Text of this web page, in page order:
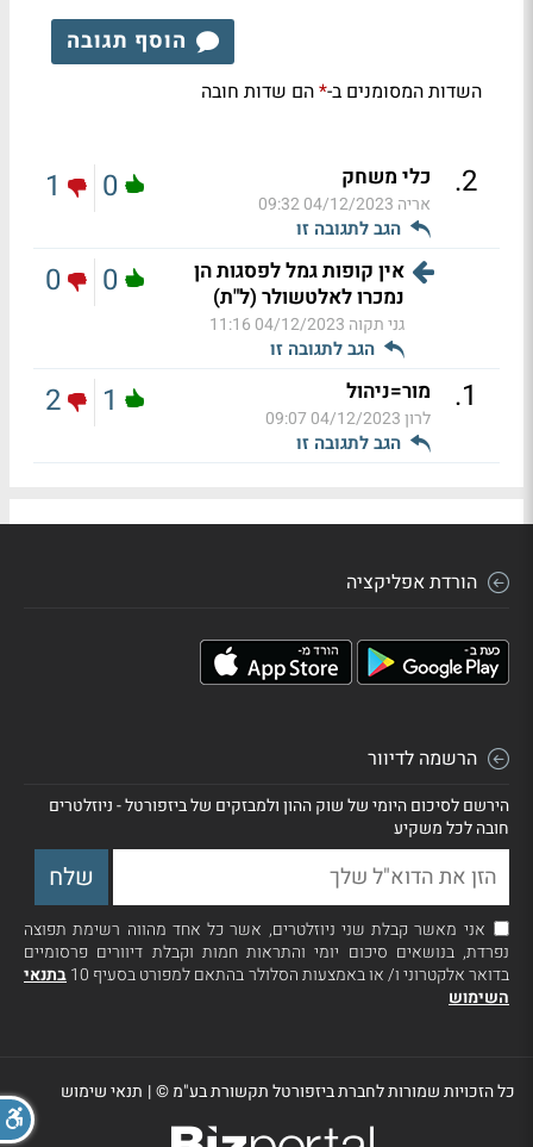
הוסף תגובה
השדות המסומנים ב-*הם שדות חובה
2
. כלי משחק
אריה 04/12/2023 09:32
הגב לתגובה זו
0
1
אין קופות גמל לפסגות הן
נמכרו לאלטשולר (ל"ת)
גני תקוה 04/12/2023 11:16
הגב לתגובה זו
0
0
1
. מור=ניהול
לרון04/12/2023 09:07
הגב לתגובה זו
1
2
הורדת אפליקציה
הרשמה לדיוור
הירשם לסיכום היומי של שוק ההון ולמבזקים של ביזפורטל - ניוזלטרים
חובה לכל משקיע
אני מאשר קבלת שני ניוזלטרים, אשר כל אחד מהווה רשימת תפוצה
נפרדת, בנושאים סיכום יומי והתראות חמות וקבלת דיוורים פרסומיים
בדואר אלקטרוני ו/ או באמצעות הסלולר בהתאם למפורט בסעיף 10
בתנאי
השימוש
כל הזכויות שמורות לחברת ביזפורטל תקשורת בע"מ ©| תנאי שימוש